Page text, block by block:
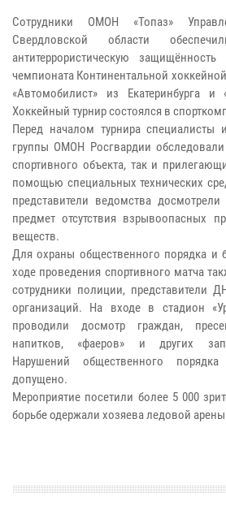
Сотрудники ОМОН «Топаз»
Свердловской области
антитеррористическую
чемпионата Континентальной
«Автомобилист» из Екатеринбурга и
Хоккейный турнир состоялся в
Перед началом турнира специалисты
группы ОМОН Росгвардии
спортивного объекта, так и
помощью специальных технических
представители ведомства
предмет отсутствия взрывоопасных
веществ.
Для охраны общественного порядка и
ходе проведения спортивного матча
сотрудники полиции, представители
организаций. На входе в стадион
проводили досмотр граждан,
напитков, «фаеров» и других
Нарушений общественного
допущено.
Мероприятие посетили более 5 000
борьбе одержали хозяева ледовой